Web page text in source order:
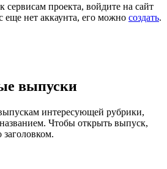
сервисам проекта, войдите на сайт
еще нет аккаунта, его можно создать.
выпуски
интересующей рубрики,
Чтобы открыть выпуск,